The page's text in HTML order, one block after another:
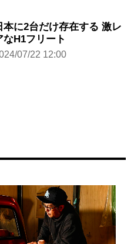
本に2台だけ存在する 激レ
なH1フリート
07/22 12:00